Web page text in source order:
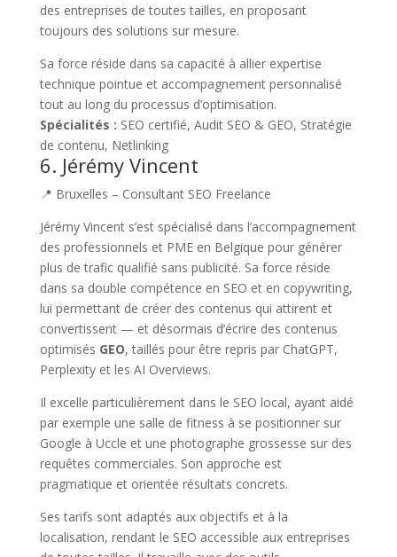
des entreprises de toutes tailles, en proposant
toujours des solutions sur mesure.
Sa force réside dans sa capacité à allier expertise
technique pointue et accompagnement personnalisé
tout au long du processus d’optimisation.
Spécialités : SEO certifié, Audit SEO & GEO, Stratégie
de contenu, Netlinking
6. Jérémy Vincent
📍 Bruxelles – Consultant SEO Freelance
Jérémy Vincent s’est spécialisé dans l’accompagnement
des professionnels et PME en Belgique pour générer
plus de trafic qualifié sans publicité. Sa force réside
dans sa double compétence en SEO et en copywriting,
lui permettant de créer des contenus qui attirent et
convertissent — et désormais d’écrire des contenus
optimisés GEO, taillés pour être repris par ChatGPT,
Perplexity et les AI Overviews.
Il excelle particulièrement dans le SEO local, ayant aidé
par exemple une salle de fitness à se positionner sur
Google à Uccle et une photographe grossesse sur des
requêtes commerciales. Son approche est
pragmatique et orientée résultats concrets.
Ses tarifs sont adaptés aux objectifs et à la
localisation, rendant le SEO accessible aux entreprises